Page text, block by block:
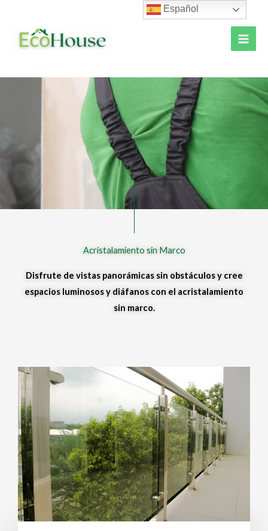
contenido
Acristalamiento sin Marco
Disfrute de vistas panorámicas sin obstáculos y cree
espacios luminosos y diáfanos con el acristalamiento
sin marco.
Español